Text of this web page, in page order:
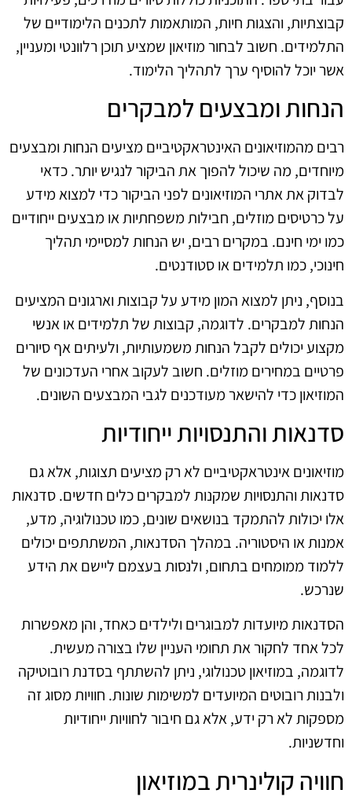
קבוצתיות, והצגות חיות, המותאמות לתכנים הלימודיים של
התלמידים. חשוב לבחור מוזיאון שמציע תוכן רלוונטי ומעניין,
אשר יוכל להוסיף ערך לתהליך הלימוד.
הנחות ומבצעים למבקרים
רבים מהמוזיאונים האינטראקטיביים מציעים הנחות ומבצעים
מיוחדים, מה שיכול להפוך את הביקור לנגיש יותר. כדאי
לבדוק את אתרי המוזיאונים לפני הביקור כדי למצוא מידע
על כרטיסים מוזלים, חבילות משפחתיות או מבצעים ייחודיים
כמו ימי חינם. במקרים רבים, יש הנחות למסיימי תהליך
חינוכי, כמו תלמידים או סטודנטים.
בנוסף, ניתן למצוא המון מידע על קבוצות וארגונים המציעים
הנחות למבקרים. לדוגמה, קבוצות של תלמידים או אנשי
מקצוע יכולים לקבל הנחות משמעותיות, ולעיתים אף סיורים
פרטיים במחירים מוזלים. חשוב לעקוב אחרי העדכונים של
המוזיאון כדי להישאר מעודכנים לגבי המבצעים השונים.
סדנאות והתנסויות ייחודיות
מוזיאונים אינטראקטיביים לא רק מציעים תצוגות, אלא גם
סדנאות והתנסויות שמקנות למבקרים כלים חדשים. סדנאות
אלו יכולות להתמקד בנושאים שונים, כמו טכנולוגיה, מדע,
אמנות או היסטוריה. במהלך הסדנאות, המשתתפים יכולים
ללמוד ממומחים בתחום, ולנסות בעצמם ליישם את הידע
שנרכש.
הסדנאות מיועדות למבוגרים ולילדים כאחד, והן מאפשרות
לכל אחד לחקור את תחומי העניין שלו בצורה מעשית.
לדוגמה, במוזיאון טכנולוגי, ניתן להשתתף בסדנת רובוטיקה
ולבנות רובוטים המיועדים למשימות שונות. חוויות מסוג זה
מספקות לא רק ידע, אלא גם חיבור לחוויות ייחודיות
וחדשניות.
חוויה קולינרית במוזיאון